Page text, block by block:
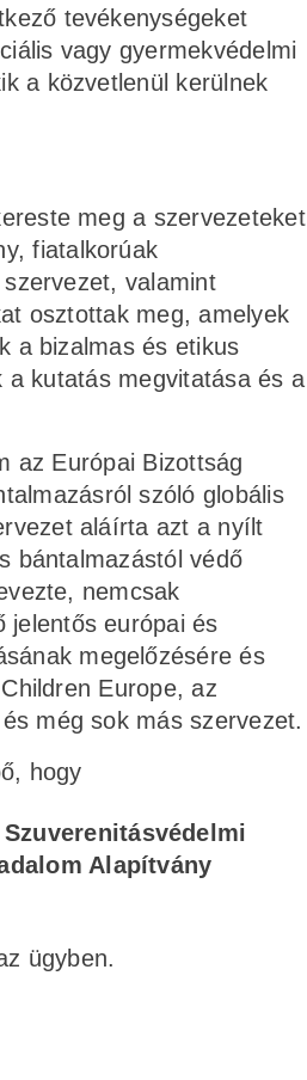
tevékenységeket
vagy gyermekvédelmi
a közvetlenül kerülnek
meg a szervezeteket
fiatalkorúak
valamint
osztottak meg, amelyek
a bizalmas és etikus
kutatás megvitatása és a
az Európai Bizottság
szóló globális
aláírta azt a nyílt
bántalmazástól védő
nemcsak
jelentős európai és
megelőzésére és
Europe, az
még sok más szervezet.
hogy
Alapítvány
ügyben.